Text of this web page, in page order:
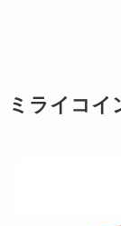
ミライコイ